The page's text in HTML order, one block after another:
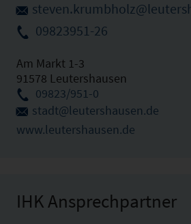
09823951-26
Am Markt 1-3
91578 Leutershausen
09823/951-0
stadt@leutershausen.de
www.leutershausen.de
IHK Ansprechpartner